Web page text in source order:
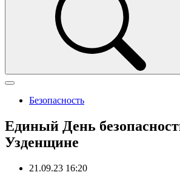
Безопасность
Единый День
Узденщине
21.09.23 16:20